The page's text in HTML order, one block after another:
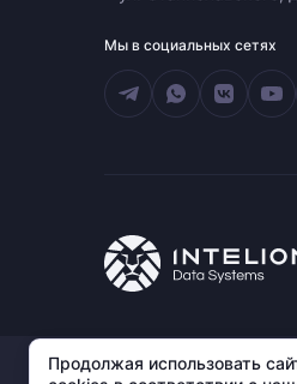
Продолжая использовать
Мы в социальных сетях
АО «Интелион Дата».
д. 21, стр. 2. ИНН: